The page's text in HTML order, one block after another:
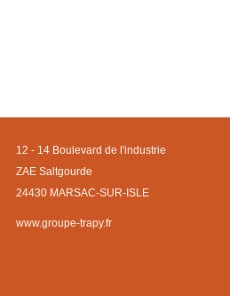
12 - 14 Boulevard de l'industrie
ZAE Saltgourde
24430 MARSAC-SUR-ISLE
www.groupe-trapy.fr